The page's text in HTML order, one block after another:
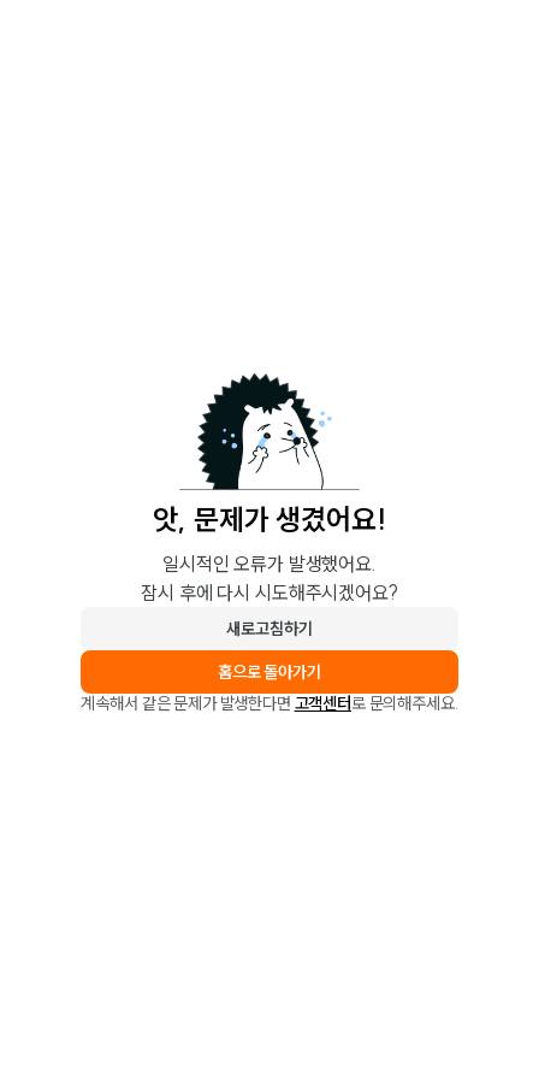
앗, 문제가 생겼어요!
일시적인 오류가 발생했어요.
잠시 후에 다시 시도해주시겠어요?
새로고침하기
홈으로 돌아가기
계속해서 같은 문제가 발생한다면 고객센터로 문의해주세요.